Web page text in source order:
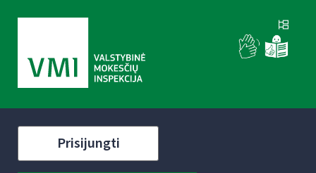
Prisijungti